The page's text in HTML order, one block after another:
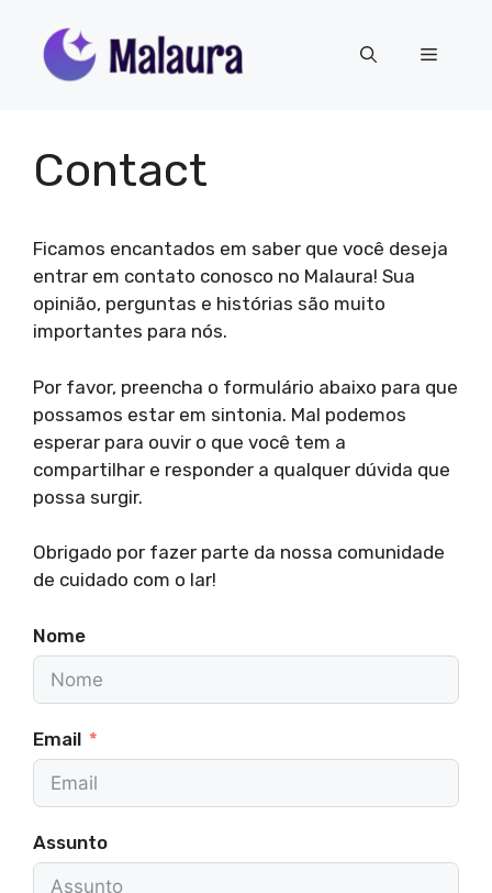
content
Menu
Contact
Ficamos encantados em saber que você deseja
entrar em contato conosco no Malaura! Sua
opinião, perguntas e histórias são muito
importantes para nós.
Por favor, preencha o formulário abaixo para que
possamos estar em sintonia. Mal podemos
esperar para ouvir o que você tem a
compartilhar e responder a qualquer dúvida que
possa surgir.
Obrigado por fazer parte da nossa comunidade
de cuidado com o lar!
Nome
Email
Assunto